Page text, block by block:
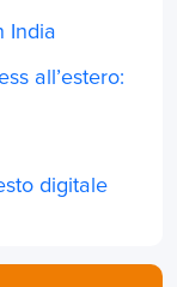
India
all’estero:
digitale